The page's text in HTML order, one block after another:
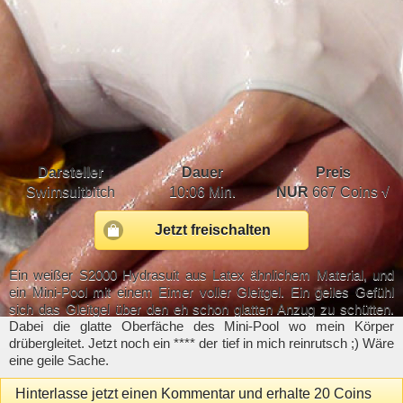
Darsteller Dauer
Preis
Swimsuitbitch
10:06 Min. NUR 667 Coins √
Jetzt freischalten
Ein weißer S2000 Hydrasuit aus Latex ähnlichem Material, und
ein Mini-Pool mit einem Eimer voller Gleitgel. Ein geiles Gefühl
sich das Gleitgel über den eh schon glatten Anzug zu schütten.
Dabei die glatte Oberfäche des Mini-Pool wo mein Körper
drübergleitet. Jetzt noch ein **** der tief in mich reinrutsch ;) Wäre
eine geile Sache.
Hinterlasse jetzt einen Kommentar und erhalte 20 Coins